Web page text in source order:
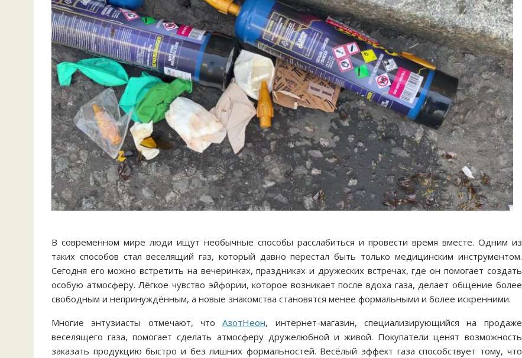
В современном мире люди ищут необычные способы расслабиться и провести время вместе. Одним из
таких способов стал веселящий газ, который давно перестал быть только медицинским инструментом.
Сегодня его можно встретить на вечеринках, праздниках и дружеских встречах, где он помогает создать
особую атмосферу. Лёгкое чувство эйфории, которое возникает после вдоха газа, делает общение более
свободным и непринуждённым, а новые знакомства становятся менее формальными и более искренними.
Многие энтузиасты отмечают, чтоАзотНеон, интернет-магазин, специализирующийся на продаже
веселящего газа, помогает сделать атмосферу дружелюбной и живой. Покупатели ценят возможность
заказать продукцию быстро и без лишних формальностей. Весёлый эффект газа способствует тому, что